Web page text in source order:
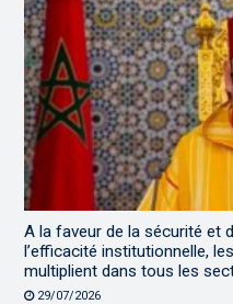
A la faveur de la sécurité et
l’efficacité institutionnelle,
multiplient dans tous les
29/07/2026